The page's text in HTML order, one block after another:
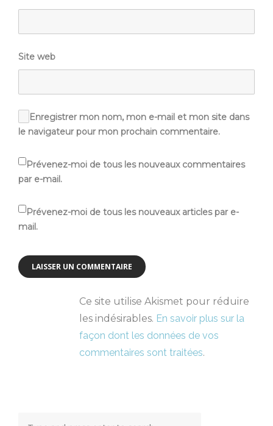
Site web
Enregistrer mon nom, mon e-mail et mon site dans
le navigateur pour mon prochain commentaire.
Prévenez-moi de tous les nouveaux commentaires
par e-mail.
Prévenez-moi de tous les nouveaux articles par e-
mail.
Ce site utilise Akismet pour réduire
les indésirables. En savoir plus sur la
façon dont les données de vos
commentaires sont traitées.